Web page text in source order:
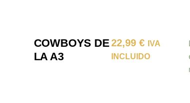
COWBOYS DE
LA A3
22,99 €
IVA
INCLUIDO